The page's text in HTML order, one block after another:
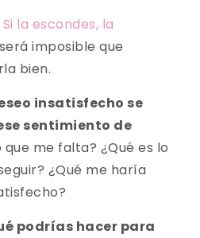
Si la escondes, la
será imposible que
bien.
insatisfecho se
sentimiento de
que me falta? ¿Qué es lo
¿Qué me haría
podrías hacer para